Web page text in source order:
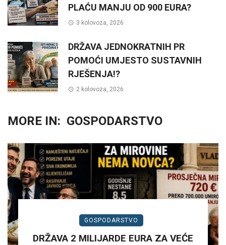
PLAĆU MANJU OD 900 EURA?
3 kolovoza, 2026
DRŽAVA JEDNOKRATNIH PR
POMOĆI UMJESTO SUSTAVNIH
RJEŠENJA!?
2 kolovoza, 2026
MORE IN: GOSPODARSTVO
GOSPODARSTVO
DRŽAVA 2 MILIJARDE EURA ZA VEĆE